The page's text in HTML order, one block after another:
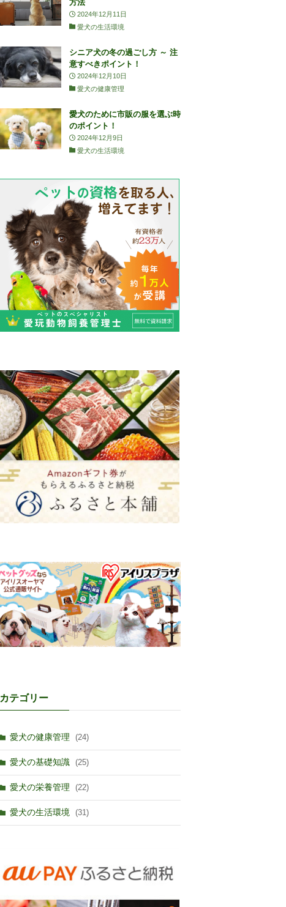
方法
2024年12月11日
愛犬の生活環境
シニア犬の冬の過ごし方 ～ 注
意すべきポイント！
2024年12月10日
愛犬の健康管理
愛犬のために市販の服を選ぶ時
のポイント！
2024年12月9日
愛犬の生活環境
カテゴリー
愛犬の健康管理 (24)
愛犬の基礎知識 (25)
愛犬の栄養管理 (22)
愛犬の生活環境 (31)